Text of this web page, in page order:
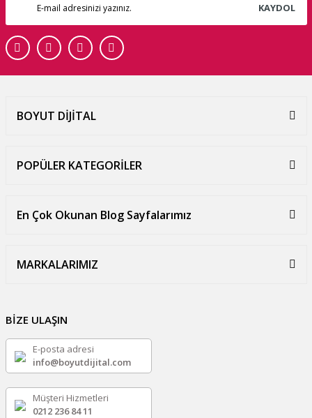
KAYDOL
BOYUT DİJİTAL
POPÜLER KATEGORİLER
En Çok Okunan Blog Sayfalarımız
MARKALARIMIZ
BİZE ULAŞIN
E-posta adresi
info@boyutdijital.com
Müşteri Hizmetleri
0212 236 84 11